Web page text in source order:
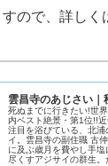
ので、詳しく
雲昌寺のあじさい｜
死ぬまでに行きたい!世
内ベスト絶景・第1位!!
注目を浴びている、北
イ。雲昌寺の副住職 古
に及ぶ歳月を費やし手
尽くすアジサイの群生